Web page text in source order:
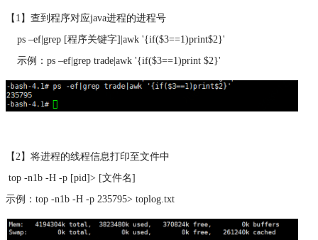
【1】查到程序对应java进程的进程号
ps –ef|grep [程序关键字]|awk '{if($3==1)print$2}'
示例：ps –ef|grep trade|awk '{if($3==1)print $2}'
【2】将进程的线程信息打印至文件中
top -n1b -H -p [pid]> [文件名]
示例：top -n1b -H -p 235795> toplog.txt